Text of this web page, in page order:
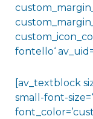
fontello‘
[av_textblock
small-font-